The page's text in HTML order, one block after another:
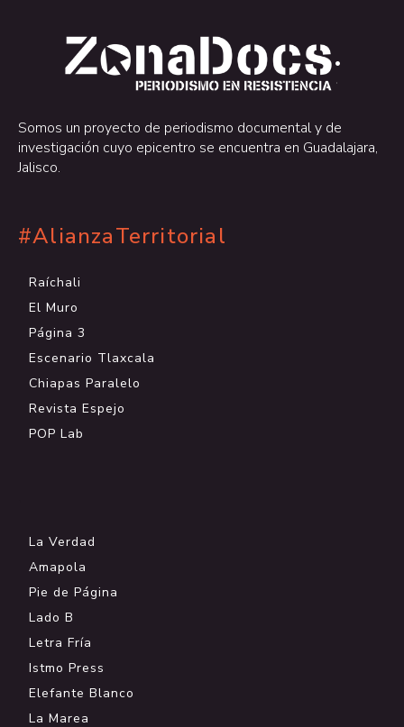
.
.
Somos un proyecto de periodismo documental y de
investigación cuyo epicentro se encuentra en Guadalajara,
Jalisco.
#AlianzaTerritorial
Raíchali
El Muro
Página 3
Escenario Tlaxcala
Chiapas Paralelo
Revista Espejo
POP Lab
La Verdad
Amapola
Pie de Página
Lado B
Letra Fría
Istmo Press
Elefante Blanco
La Marea